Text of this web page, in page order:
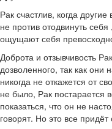
Рак счастлив, когда
не против отодвинуть
ощущают себя
Доброта и отзывчивость
дозволенного, так как
никогда не откажется от
не было, Рак постарается
показаться, что он не
говорят. Но это все